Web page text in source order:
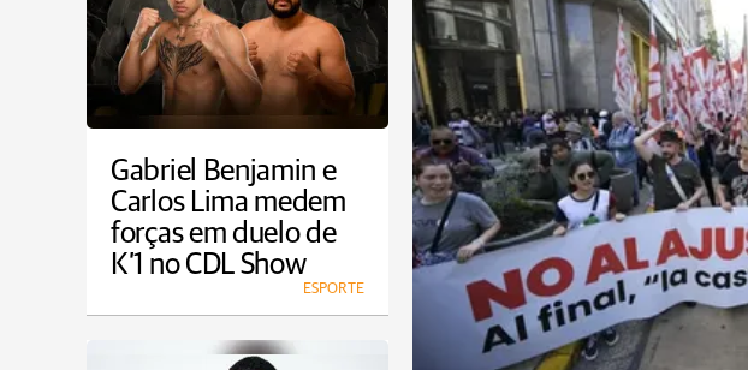
Gabriel Benjamin e
Carlos Lima medem
forças em duelo de
K’1 no CDL Show
ESPORTE